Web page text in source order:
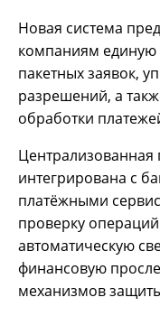
Новая система
компаниям единую
пакетных заявок,
разрешений, а
обработки
интегрирована с
платёжными
проверку
автоматическую
финансовую
механизмов